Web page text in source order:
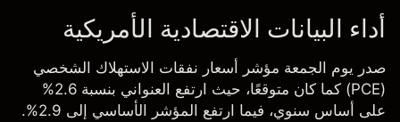
أداء البيانات الاقتصادية الأمريكية
صدر يوم الجمعة مؤشر أسعار نفقات الاستهلاك الشخصي
(PCE) كما كان متوقعًا، حيث ارتفع العنواني بنسبة 2.6%
على أساس سنوي، فيما ارتفع المؤشر الأساسي إلى 2.9%.